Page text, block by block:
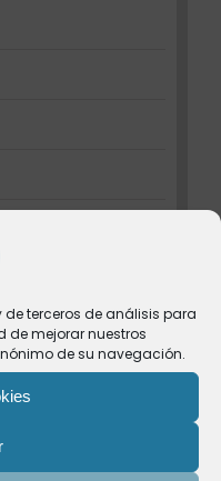
de terceros de análisis para
mejorar nuestros
de su navegación.
ENS de